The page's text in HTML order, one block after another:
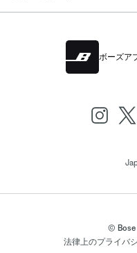
ボーズア
© Bose
法律上のプライバ